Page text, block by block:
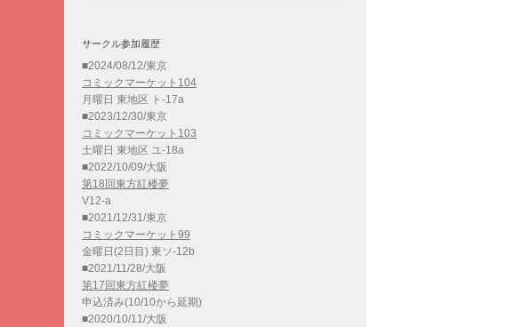
サークル参加履歴
■2024/08/12/東京
コミックマーケット104
月曜日 東地区 ト-17a
■2023/12/30/東京
コミックマーケット103
土曜日 東地区 ユ-18a
■2022/10/09/大阪
第18回東方紅楼夢
V12-a
■2021/12/31/東京
コミックマーケット99
金曜日(2日目) 東ソ-12b
■2021/11/28/大阪
第17回東方紅楼夢
申込済み(10/10から延期)
■2020/10/11/大阪